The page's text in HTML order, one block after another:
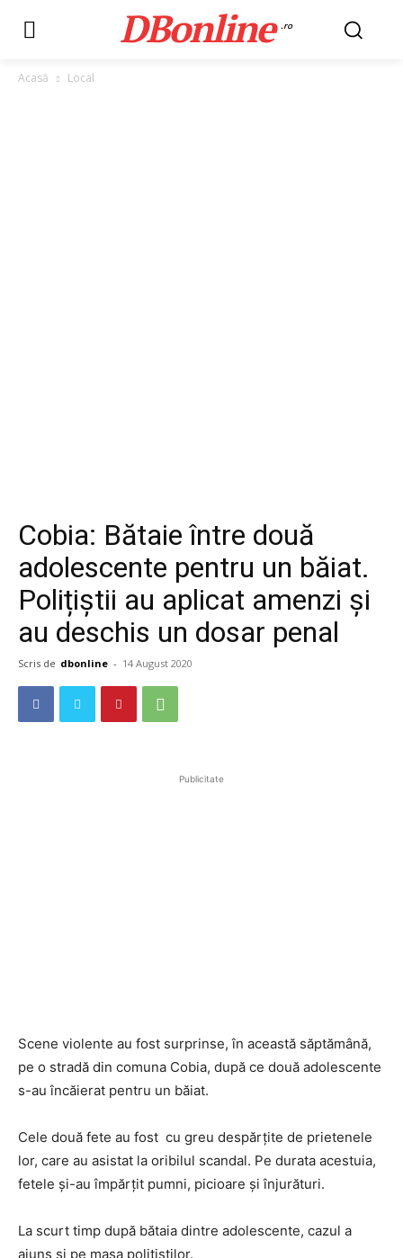
DBonline .ro
Acasă Local
Cobia: Bătaie între două
adolescente pentru un băiat.
Polițiștii au aplicat amenzi și
au deschis un dosar penal
Scris de dbonline - 14 August 2020
Publicitate
Scene violente au fost surprinse, în această săptămână,
pe o stradă din comuna Cobia, după ce două adolescente
s-au încăierat pentru un băiat.
Cele două fete au fost cu greu despărțite de prietenele
lor, care au asistat la oribilul scandal. Pe durata acestuia,
fetele și-au împărțit pumni, picioare și înjurături.
La scurt timp după bătaia dintre adolescente, cazul a
ajuns și pe masa polițiștilor.